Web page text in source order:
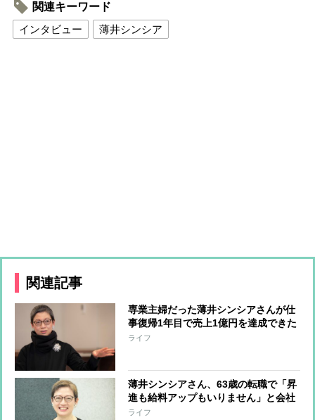
関連キーワード
インタビュー
薄井シンシア
関連記事
専業主婦だった薄井シンシアさんが仕
事復帰1年目で売上1億円を達成できた
理由とは？
ライフ
薄井シンシアさん、63歳の転職で「昇
進も給料アップもいりません」と会社
に伝えた理由
ライフ